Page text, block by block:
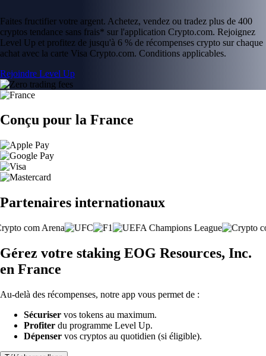
Faites fructifier votre argent. Achetez, vendez ou tradez plus de 400
cryptos tendance sans frais* sur l'application Crypto.com. Rejoignez
Level Up et profitez de jusqu'à 6 % de récompenses crypto sur chaque
achat avec la carte Visa Crypto.com. Conditions applicables.
Rejoindre Level Up
Conçu pour la France
Partenaires internationaux
Gérez votre staking EOG Resources, Inc.
en France
Au-delà des récompenses, notre app vous permet de :
Sécuriser vos tokens au maximum.
Profiter du programme Level Up.
Dépenser vos cryptos au quotidien (si éligible).